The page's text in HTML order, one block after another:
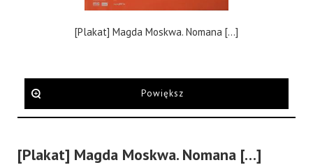
[Plakat] Magda Moskwa. Nomana […]
Powiększ
[Plakat] Magda Moskwa. Nomana […]